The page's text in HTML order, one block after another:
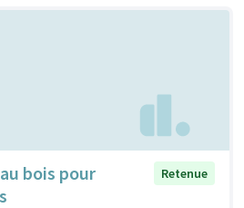
bois pour
Retenue